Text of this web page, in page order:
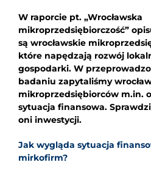
W raporcie pt. „Wrocławska
mikroprzedsiębiorczość”
są wrocławskie
które napędzają rozwój
gospodarki. W
badaniu zapytaliśmy
mikroprzedsiębiorców m.in.
sytuacja finansowa.
oni inwestycji.
Jak wygląda sytuacja
mirkofirm?